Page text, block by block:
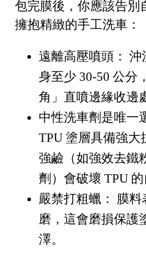
包完膜後，你應該告別
擁抱精緻的手工洗車：
遠離高壓噴頭： 沖
身至少 30-50 公分
角」直噴邊緣收邊
中性洗車劑是唯一
TPU 塗層具備強大
強鹼（如強效去鐵
劑）會破壞 TPU 的
嚴禁打粗蠟：
膜料
磨，這會磨損保護
澤。